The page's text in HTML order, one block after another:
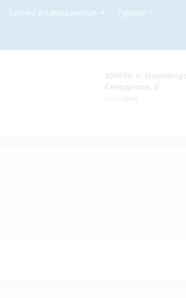
Бизнес и самозанятые Туризм